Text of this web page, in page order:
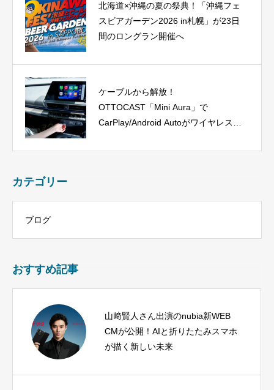
北海道×沖縄の夏の祭典！「沖縄フェ
スビアガーデン2026 in札幌」が23日
間のロングラン開催へ
ケーブルから解放！
OTTOCAST「Mini Aura」で
CarPlay/Android Autoがワイヤレス
カテゴリー
ブログ
おすすめ記事
山﨑賢人さん出演のnubia新WEB
CMが公開！AIと折りたたみスマホ
が描く新しい未来